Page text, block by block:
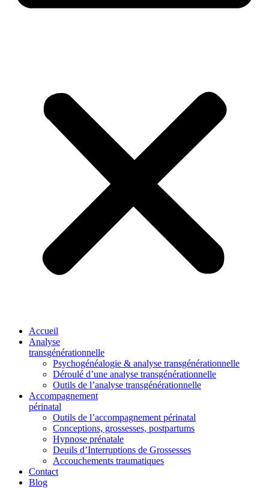
Accueil
Analyse
transgénérationnelle
Psychogénéalogie & analyse transgénérationnelle
Déroulé d’une analyse transgénérationnelle
Outils de l’analyse transgénérationnelle
Accompagnement
périnatal
Outils de l’accompagnement périnatal
Conceptions, grossesses, postpartums
Hypnose prénatale
Deuils d’Interruptions de Grossesses
Accouchements traumatiques
Contact
Blog